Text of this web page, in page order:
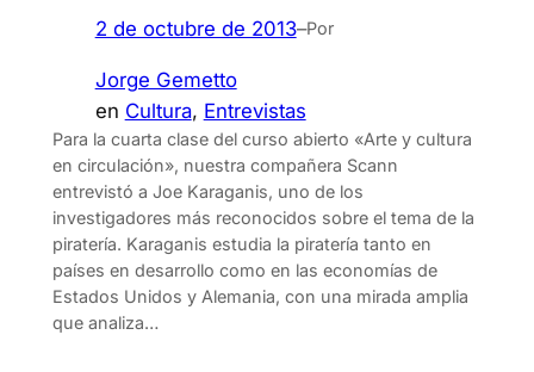
2 de octubre de 2013–Por
Jorge Gemetto
en Cultura, Entrevistas
Para la cuarta clase del curso abierto «Arte y cultura
en circulación», nuestra compañera Scann
entrevistó a Joe Karaganis, uno de los
investigadores más reconocidos sobre el tema de la
piratería. Karaganis estudia la piratería tanto en
países en desarrollo como en las economías de
Estados Unidos y Alemania, con una mirada amplia
que analiza…